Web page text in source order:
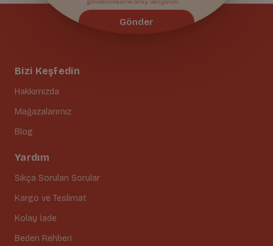
Bizi Keşfedin
Hakkımızda
Mağazalarımız
Blog
Yardım
Sıkça Sorulan Sorular
Kargo ve Teslimat
Kolay İade
Beden Rehberi
gönderilmesine onay veriyorum.
Gönder